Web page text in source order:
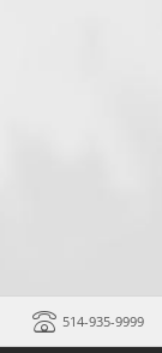
514-935-9999